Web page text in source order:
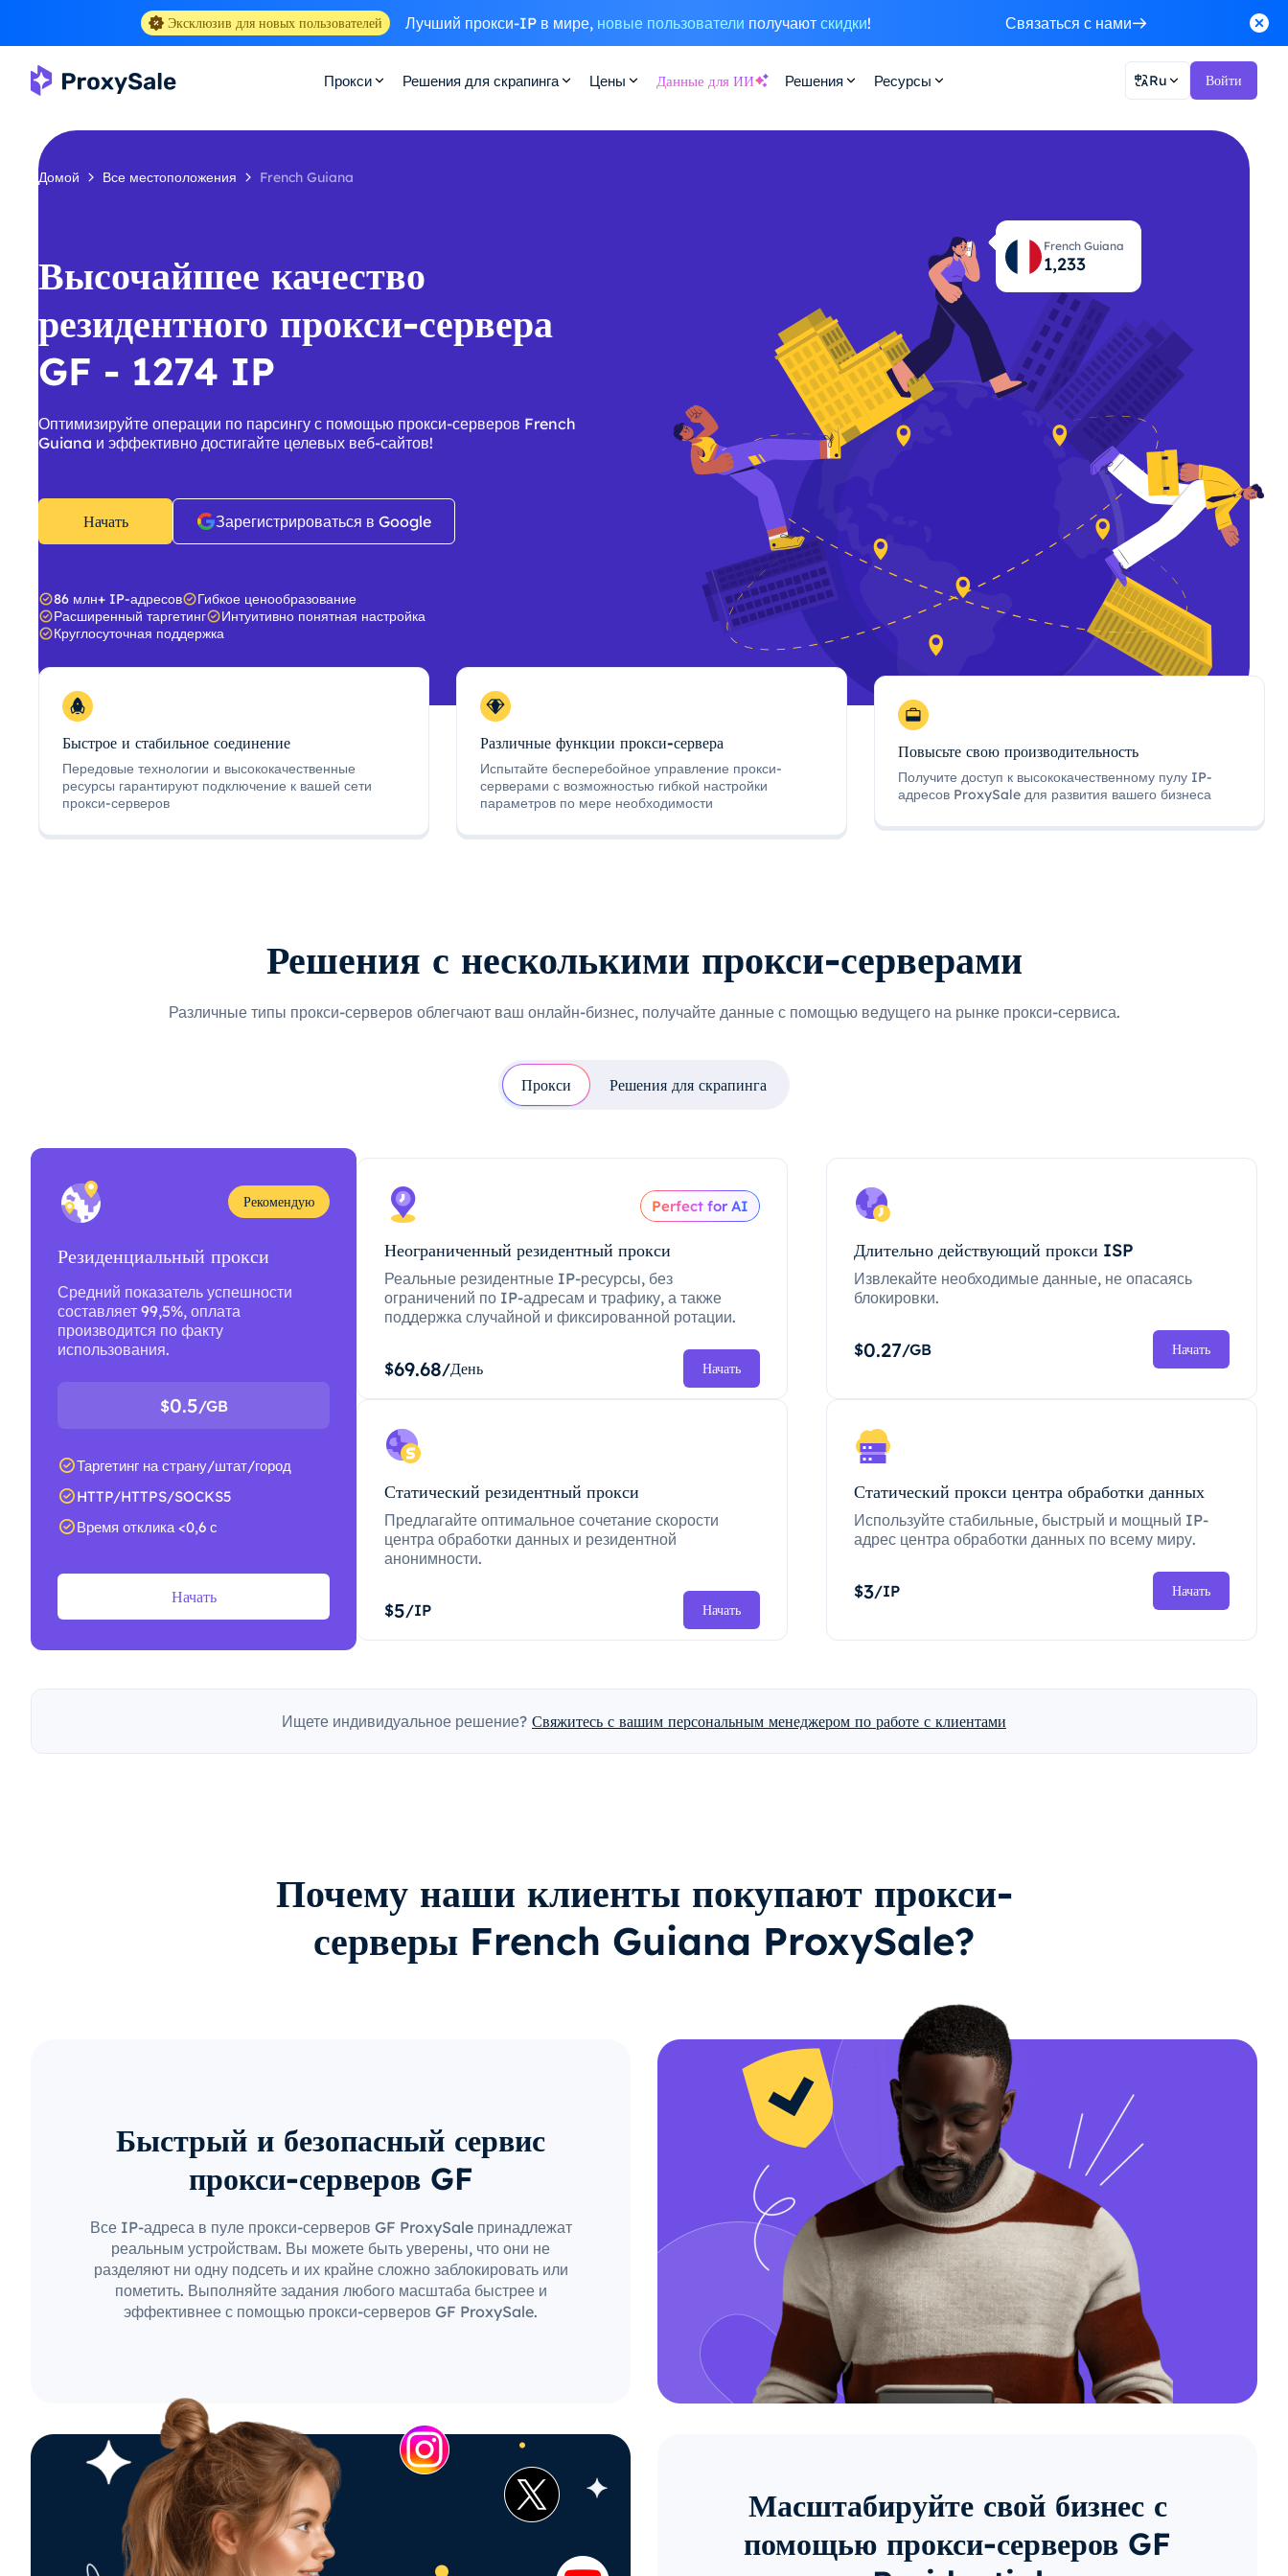
Эксклюзив для новых пользователей Лучший прокси-IP в мире, новые пользователи получают скидки! Связаться с нами
Прокси Решения для скрапинга Цены Данные для ИИ Решения Ресурсы Ru Войти
Домой Все местоположения French Guiana
Высочайшее качество
резидентного прокси-сервера
GF - 1274 IP
Оптимизируйте операции по парсингу с помощью прокси-серверов French
Guiana и эффективно достигайте целевых веб-сайтов!
Начать Зарегистрироваться в Google
86 млн+ IP-адресов
Гибкое ценообразование
Расширенный таргетинг
Интуитивно понятная настройка
Круглосуточная поддержка
French Guiana
1,274
Быстрое и стабильное соединение
Передовые технологии и высококачественные
ресурсы гарантируют подключение к вашей сети
прокси-серверов
Различные функции прокси-сервера
Испытайте бесперебойное управление прокси-
серверами с возможностью гибкой настройки
параметров по мере необходимости
Повысьте свою производительность
Получите доступ к высококачественному пулу IP-
адресов ProxySale для развития вашего бизнеса
Решения с несколькими прокси-серверами
Различные типы прокси-серверов облегчают ваш онлайн-бизнес, получайте данные с помощью ведущего на рынке прокси-сервиса.
Прокси Решения для скрапинга
Рекомендую
Резиденциальный прокси
Средний показатель успешности
составляет 99,5%, оплата
производится по факту
использования.
$0.5/GB
Таргетинг на страну/штат/город
HTTP/HTTPS/SOCKS5
Время отклика <0,6 с
Начать
Perfect for AI
Неограниченный резидентный прокси
Реальные резидентные IP-ресурсы, без
ограничений по IP-адресам и трафику, а также
поддержка случайной и фиксированной ротации.
$69.68/День Начать
Длительно действующий прокси ISP
Извлекайте необходимые данные, не опасаясь
блокировки.
$0.27/GB Начать
Статический резидентный прокси
Предлагайте оптимальное сочетание скорости
центра обработки данных и резидентной
анонимности.
$5/IP Начать
Статический прокси центра обработки данных
Используйте стабильные, быстрый и мощный IP-
адрес центра обработки данных по всему миру.
$3/IP Начать
Ищете индивидуальное решение? Свяжитесь с вашим персональным менеджером по работе с клиентами
Почему наши клиенты покупают прокси-
серверы French Guiana ProxySale?
Быстрый и безопасный сервис
прокси-серверов GF
Все IP-адреса в пуле прокси-серверов GF ProxySale принадлежат
реальным устройствам. Вы можете быть уверены, что они не
разделяют ни одну подсеть и их крайне сложно заблокировать или
пометить. Выполняйте задания любого масштаба быстрее и
эффективнее с помощью прокси-серверов GF ProxySale.
Масштабируйте свой бизнес с
помощью прокси-серверов GF